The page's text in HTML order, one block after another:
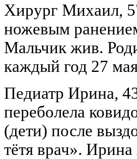
Хирург Михаил,
ножевым
Мальчик жив.
каждый год 27
Педиатр Ирина,
переболела
(дети) после
тётя врач».